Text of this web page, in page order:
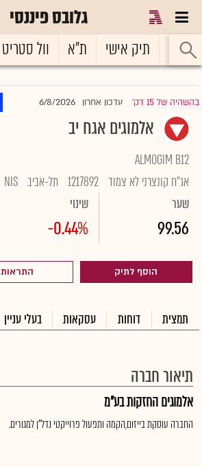
גלובס פיננסי
ראשי תיק אישי ת"א וול סטריט
בהשהיה של 15 דק' |עדכון אחרון 6/8/2026
אלמוגים אגח יב
ALMOGIM B12
אג"ח קונצרני לא צמוד 1217892 תל-אביב NIS
שער
99.56
שינוי
-0.44%
הוסף לתיק התראות
תמצית דוחות עסקאות בעלי עניין
תיאור חברה
אלמוגים החזקות בע"מ
החברה עוסקת בייזום,הקמה ותפעול פרוייקטי נדל"ן למגורים.